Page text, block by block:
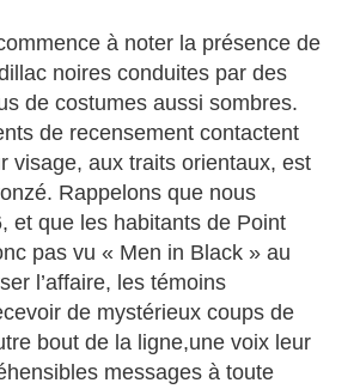
à noter la présence de
noires conduites par des
de costumes aussi sombres.
de recensement contactent
visage, aux traits orientaux, est
Rappelons que nous
et que les habitants de Point
pas vu « Men in Black » au
l’affaire, les témoins
de mystérieux coups de
bout de la ligne,une voix leur
messages à toute